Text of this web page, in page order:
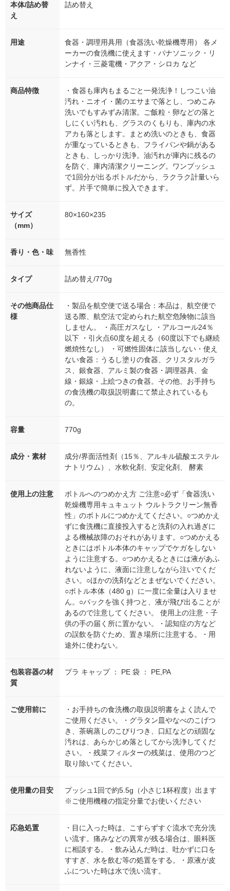
本体/詰め替
え
詰め替え
用途
食器・調理用具用（食器洗い乾燥機専用） 各メ
ーカーの食洗機に使えます・パナソニック・リ
ンナイ・三菱電機・アクア・シロカ など
商品特徴
・食器も庫内もまるごと一発洗浄！しつこい油
汚れ・ニオイ・菌のエサまで落とし、つめこみ
洗いでもすみずみ清潔。ご飯粒・卵などの落と
しにくい汚れも、グラスのくもりも、庫内の水
アカも落とします。まとめ洗いのときも、食器
が重なっているときも、フライパンや鍋がある
ときも、しっかり洗浄。油汚れが庫内に残るの
を防ぐ、庫内清潔クリーニング。ワンプッシュ
で1回分が出るボトルだから、ラクラク計量いら
ず。片手で簡単に投入できます。
サイズ
（mm）
80×160×235
香り・色・味 無香性
タイプ 詰め替え/770g
その他商品仕
様
・製品を航空便で送る場合：本品は、航空便で
送る際、航空法で定められた航空危険物に該当
しません。 ・高圧ガスなし ・アルコール24％
以下 ・引火点60度を超える（60度以下でも継続
燃焼性なし） ・可燃性固体に該当しない・使え
ない食器：うるし塗りの食器、クリスタルガラ
ス、銀食器、アルミ製の食器・調理器具、金
線・銀線・上絵つきの食器。その他、お手持ち
の食洗機の取扱説明書にて禁止されているも
の。
容量 770g
成分・素材
成分/界面活性剤（15％、アルキル硫酸エステル
ナトリウム）、水軟化剤、安定化剤、 酵素
使用上の注意
ボトルへのつめかえ方 ご注意○必ず「食器洗い
乾燥機専用キュキュット ウルトラクリーン無香
性」のボトルにつめかえてください。○つめかえ
ずに食洗機に直接投入すると洗剤の入れ過ぎに
よる機械故障のおそれがあります。○つめかえる
ときにはボトル本体のキャップでケガをしない
ように注意する。○つめかえるときには液があふ
れないように、液面に注意しながら注いでくだ
さい。○ほかの洗剤などとまぜないでください。
○ボトル本体（480 g）に一度に全量は入りませ
ん。○パックを強く持つと、液が飛び出ることが
あるので注意してください。 使用上の注意・子
供の手の届く所に置かない。・認知症の方など
の誤飲を防ぐため、置き場所に注意する。・用
途外に使わない。
包装容器の材
質
プラ キャップ ： PE 袋 ： PE,PA
ご使用前に
・お手持ちの食洗機の取扱説明書をよく読んで
ご使用ください。・グラタン皿やなべのこげつ
き、茶碗蒸しのこびりつき、口紅などの頑固な
汚れは、あらかじめ落としてから洗浄してくだ
さい。・残菜フィルターの残菜は、使用のつど
取り除いてください。
使用量の目安
プッシュ1回で約5.5g（小さじ1杯程度）出ます
※ご使用機種の指定分量でお使いください
応急処置
・目に入った時は、こすらずすぐ流水で充分洗
い流す。痛みなどの異常が残る場合は、眼科医
に相談する。・飲み込んだ時は、吐かずに口を
すすぎ、水を飲む等の処置をする。・原液が皮
ふについた時は水で洗い流す。